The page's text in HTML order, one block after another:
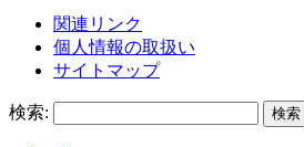
関連リンク
個人情報の取扱い
サイトマップ
検索: